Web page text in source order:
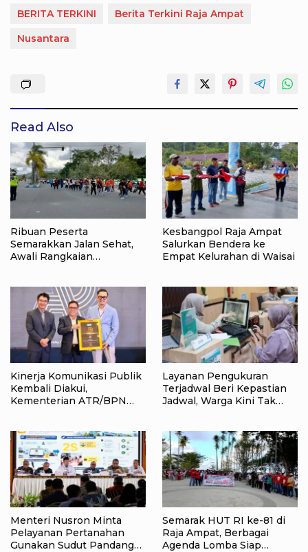
BERITA TERKINI
Berita Terkini Raja Ampat
Nusantara
Read Also
Ribuan Peserta
Semarakkan Jalan Sehat,
Awali Rangkaian
Ampat
Kesbangpol Raja Ampat
Salurkan Bendera ke
Empat Kelurahan di Waisai
Kinerja Komunikasi Publik
Kembali Diakui,
Kementerian ATR/BPN
Layanan Pengukuran
Terjadwal Beri Kepastian
Jadwal, Warga Kini Tak
Menteri Nusron Minta
Pelayanan Pertanahan
Gunakan Sudut Pandang
Semarak HUT RI ke-81 di
Raja Ampat, Berbagai
Agenda Lomba Siap